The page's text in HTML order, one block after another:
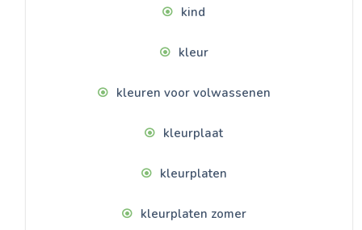
kind
kleur
kleuren voor volwassenen
kleurplaat
kleurplaten
kleurplaten zomer